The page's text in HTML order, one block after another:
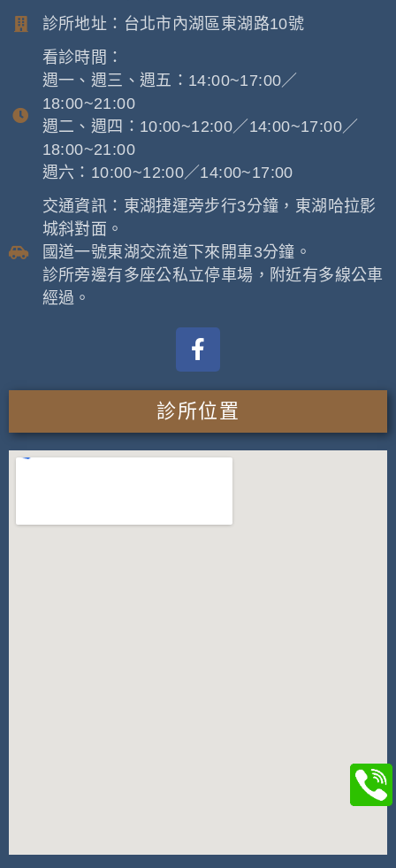
診所地址：台北市內湖區東湖路10號
看診時間：
週一、週三、週五：14:00~17:00／
18:00~21:00
週二、週四：10:00~12:00／14:00~17:00／
18:00~21:00
週六：10:00~12:00／14:00~17:00
交通資訊：東湖捷運旁步行3分鐘，東湖哈拉影
城斜對面。
國道一號東湖交流道下來開車3分鐘。
診所旁邊有多座公私立停車場，附近有多線公車
經過。
診所位置